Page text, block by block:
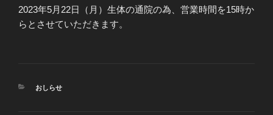
2023年5月22日（月）生体の通院の為、営業時間を15時か
らとさせていただきます。
カ
おしらせ